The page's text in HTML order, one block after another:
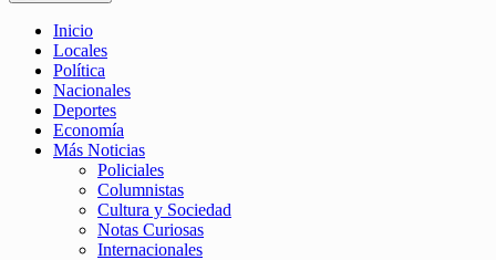
Inicio
Locales
Política
Nacionales
Deportes
Economía
Más Noticias
Policiales
Columnistas
Cultura y Sociedad
Notas Curiosas
Internacionales